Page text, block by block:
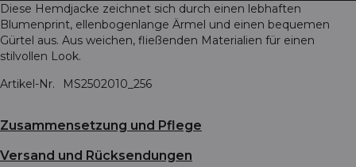
Diese Hemdjacke zeichnet sich durch einen lebhaften
Blumenprint, ellenbogenlange Ärmel und einen bequemen
Gürtel aus. Aus weichen, fließenden Materialien für einen
stilvollen Look.
Artikel-Nr.
MS2502010_256
Zusammensetzung und Pflege
Versand und Rücksendungen